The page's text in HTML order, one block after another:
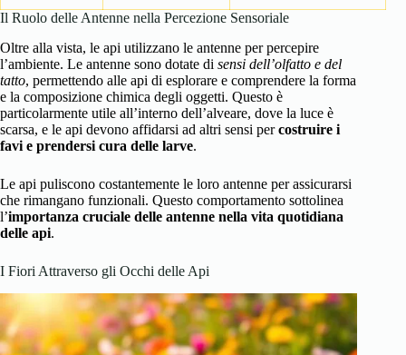
Il Ruolo delle Antenne nella Percezione Sensoriale
Oltre alla vista, le api utilizzano le antenne per percepire
l’ambiente. Le antenne sono dotate di sensi dell’olfatto e del
tatto, permettendo alle api di esplorare e comprendere la forma
e la composizione chimica degli oggetti. Questo è
particolarmente utile all’interno dell’alveare, dove la luce è
scarsa, e le api devono affidarsi ad altri sensi percostruire i
favi e prendersi cura delle larve.
Le api puliscono costantemente le loro antenne per assicurarsi
che rimangano funzionali. Questo comportamento sottolinea
l’importanza cruciale delle antenne nella vita quotidiana
delle api.
I Fiori Attraverso gli Occhi delle Api